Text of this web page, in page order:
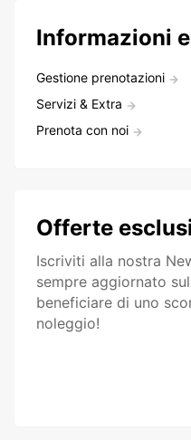
Informazioni
Gestione prenotazioni
Servizi & Extra
Prenota con noi
Offerte
Iscriviti alla nostra
sempre aggiornato
beneficiare di uno
noleggio!